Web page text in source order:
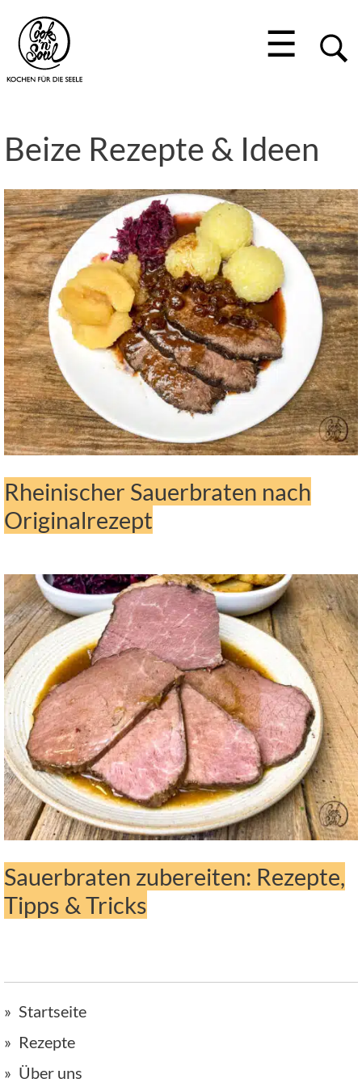
☰
Beize Rezepte & Ideen
Rheinischer Sauerbraten nach
Originalrezept
Sauerbraten zubereiten: Rezepte,
Tipps & Tricks
Startseite
Rezepte
Über uns